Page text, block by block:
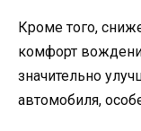
Кроме того,
комфорт
значительно
автомобиля,